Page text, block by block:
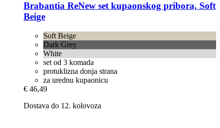
Brabantia ReNew set kupaonskog pribora, Soft
Beige
Soft Beige
Dark Grey
White
set od 3 komada
protuklizna donja strana
za urednu kupaonicu
€ 46,49
Dostava do 12. kolovoza